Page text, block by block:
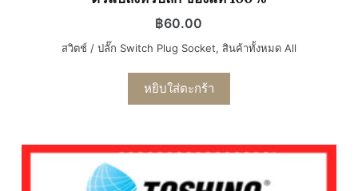
฿60.00
สวิตช์ / ปลั๊ก Switch Plug Socket, สินค้าทั้งหมด All
หยิบใส่ตะกร้า